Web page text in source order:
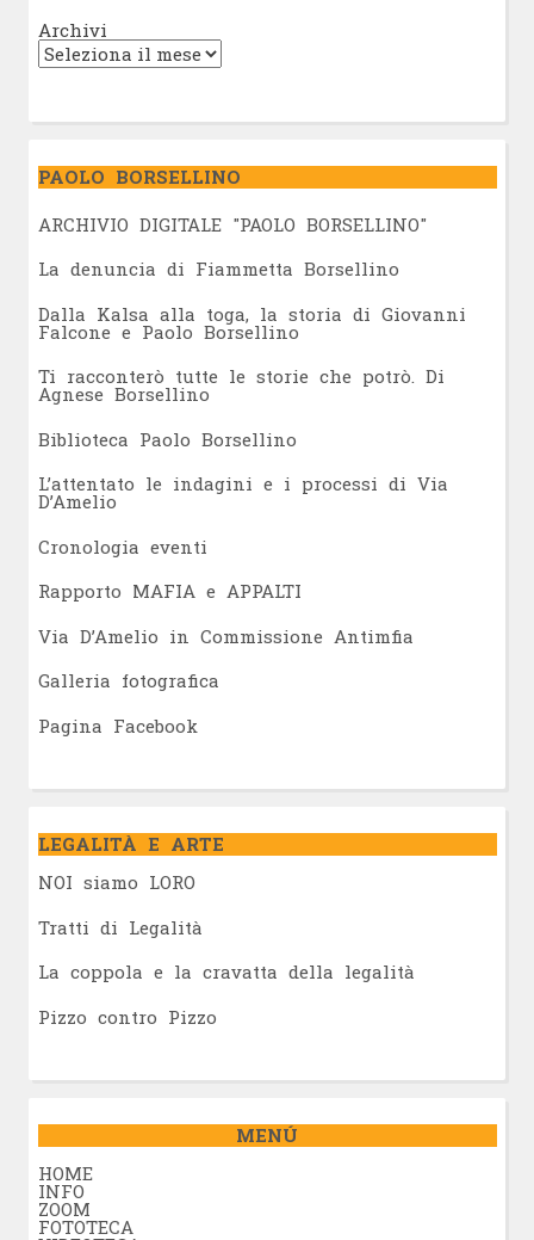
Archivi
PAOLO BORSELLINO
ARCHIVIO DIGITALE "PAOLO BORSELLINO"
La denuncia di Fiammetta Borsellino
Dalla Kalsa alla toga, la storia di Giovanni
Falcone e Paolo Borsellino
Ti racconterò tutte le storie che potrò. Di
Agnese Borsellino
Biblioteca Paolo Borsellino
L’attentato le indagini e i processi di Via
D’Amelio
Cronologia eventi
Rapporto MAFIA e APPALTI
Via D’Amelio in Commissione Antimfia
Galleria fotografica
Pagina Facebook
LEGALITÀ E ARTE
NOI siamo LORO
Tratti di Legalità
La coppola e la cravatta della legalità
Pizzo contro Pizzo
MENÚ
HOME
INFO
ZOOM
FOTOTECA